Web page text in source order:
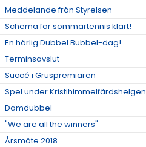
Meddelande från Styrelsen
Schema för sommartennis klart!
En härlig Dubbel Bubbel-dag!
Terminsavslut
Succé i Gruspremiären
Spel under Kristihimmelfärdshelgen
Damdubbel
"We are all the winners"
Årsmöte 2018